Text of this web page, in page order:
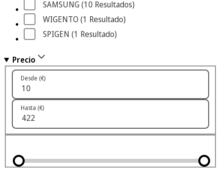
SAMSUNG (10 Resultados)
WIGENTO (1 Resultado)
SPIGEN (1 Resultado)
Precio
Desde (€)
Hasta (€)